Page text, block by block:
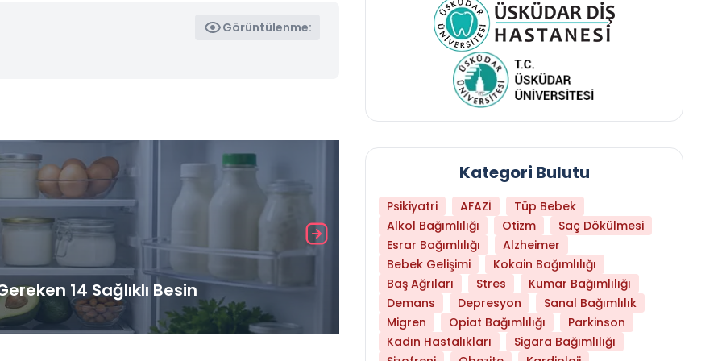
Görüntülenme:
14 Sağlıklı Besin Hangi Yaşta Hangi Testi Yaptırmanız
Kategori Bulutu
Psikiyatri AFAZİ
Tüp Bebek
Alkol Bağımlılığı
Otizm
Saç Dökülmesi
Esrar Bağımlılığı
Alzheimer
Bebek Gelişimi
Kokain Bağımlılığı
Baş Ağrıları
Stres
Kumar Bağımlılığı
Demans
Depresyon
Sanal Bağımlılık
Migren
Opiat Bağımlılığı
Parkinson
Kadın Hastalıkları
Sigara Bağımlılığı